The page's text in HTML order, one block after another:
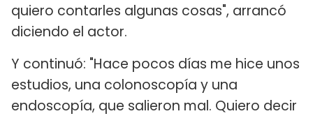
quiero contarles algunas cosas", arrancó
diciendo el actor.
Y continuó: "Hace pocos días me hice unos
estudios, una colonoscopía y una
endoscopía, que salieron mal. Quiero decir